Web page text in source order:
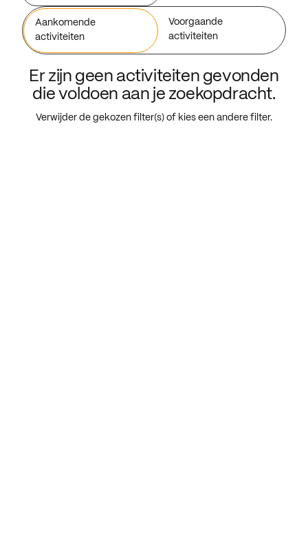
Aankomende
activiteiten
Voorgaande
activiteiten
Er zijn geen activiteiten gevonden
die voldoen aan je zoekopdracht.
Verwijder de gekozen filter(s) of kies een andere filter.